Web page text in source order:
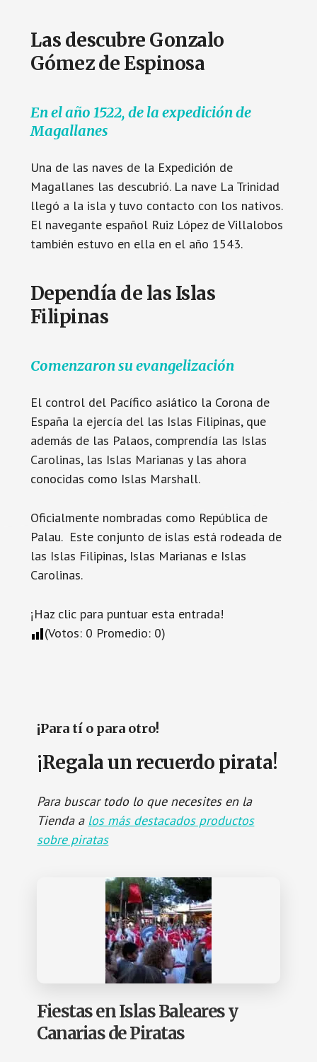
Las descubre Gonzalo
Gómez de Espinosa
En el año 1522, de la expedición de
Magallanes
Una de las naves de la Expedición de
Magallanes las descubrió. La nave La Trinidad
llegó a la isla y tuvo contacto con los nativos.
El navegante español Ruiz López de Villalobos
también estuvo en ella en el año 1543.
Dependía de las Islas
Filipinas
Comenzaron su evangelización
El control del Pacífico asiático la Corona de
España la ejercía del las Islas Filipinas, que
además de las Palaos, comprendía las Islas
Carolinas, las Islas Marianas y las ahora
conocidas como Islas Marshall.
Oficialmente nombradas como República de
Palau. Este conjunto de islas está rodeada de
las Islas Filipinas, Islas Marianas e Islas
Carolinas.
¡Haz clic para puntuar esta entrada!
(Votos: 0 Promedio: 0)
¡Para tí o para otro!
¡Regala un recuerdo pirata!
Para buscar todo lo que necesites en la
Tienda a los más destacados productos
sobre piratas
Fiestas en Islas Baleares y
Canarias de Piratas